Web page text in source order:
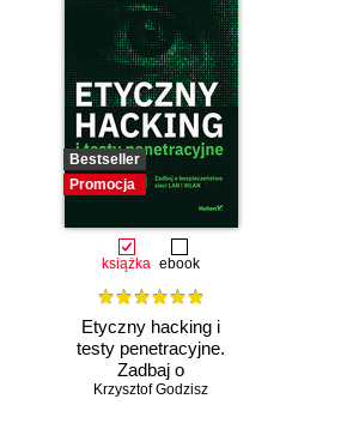
Bestseller
Promocja
książka ebook
Etyczny hacking i
testy penetracyjne.
Zadbaj o
bezpieczeństwo
Krzysztof Godzisz